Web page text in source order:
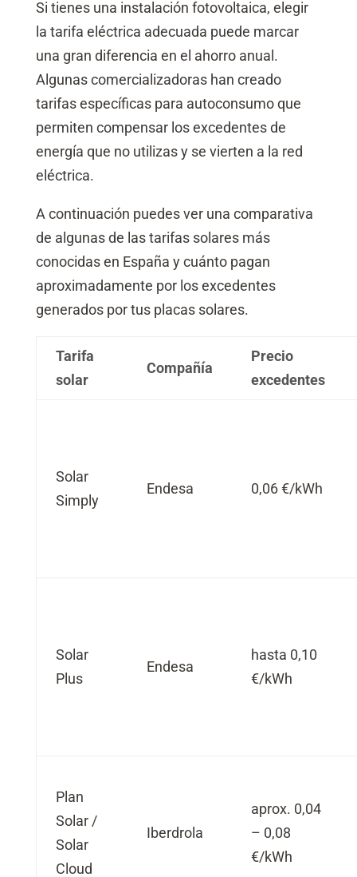
Si tienes una instalación fotovoltaica, elegir
la tarifa eléctrica adecuada puede marcar
una gran diferencia en el ahorro anual.
Algunas comercializadoras han creado
tarifas específicas para autoconsumo que
permiten compensar los excedentes de
energía que no utilizas y se vierten a la red
eléctrica.
A continuación puedes ver una comparativa
de algunas de las tarifas solares más
conocidas en España y cuánto pagan
aproximadamente por los excedentes
generados por tus placas solares.
Tarifa
solar
Compañía
Precio
excedentes
Solar
Simply
Endesa 0,06 €/kWh
Solar
Plus
Endesa
hasta 0,10
€/kWh
Plan
Solar /
Solar
Cloud
Iberdrola
aprox. 0,04
– 0,08
€/kWh